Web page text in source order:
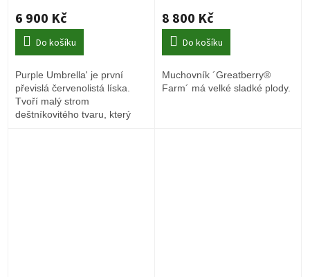
6 900 Kč
Do košíku
Purple Umbrella' je první
převislá červenolistá líska.
Tvoří malý strom
deštníkovitého tvaru, který
8 800 Kč
Do košíku
Muchovník ´Greatberry®
Farm´ má velké sladké plody.